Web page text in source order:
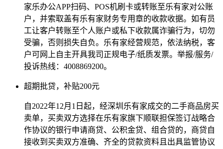
家乐办公APP扫码、POS机刷卡或转账至乐有家对公账
户，并索取盖有乐有家财务专用章的收款收据。如有员
工让客户转账至个人账户或私下收款属诈骗行为，切勿
受骗，否则损失自负。乐有家经营规范，依法纳税，客
户可网上自主开具我司正规电子/纸质发票。举报/服务/
投诉热线：4008869200。
超期批贷，补贴200元
自2022年12月1日起，经深圳乐有家成交的二手商品房买
卖单，买卖双方选择在乐有家旗下顺联担保签订战略合
作协议的银行申请商贷、公积金贷、组合贷的，商贷自
接收到买卖双方准确、齐全的贷款资料且出具监管协议